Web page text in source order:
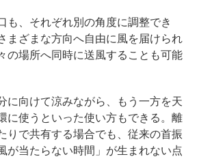
も、それぞれ別の角度に調整でき
まざまな方向へ自由に風を届けられ
の場所へ同時に送風することも可能
に向けて涼みながら、もう一方を天
に使うといった使い方もできる。離
りで共有する場合でも、従来の首振
が当たらない時間」が生まれない点